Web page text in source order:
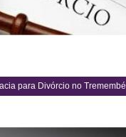
para Divórcio no Tremembé